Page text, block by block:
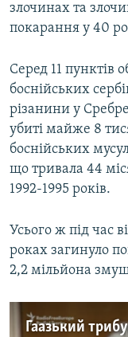
злочинах та
покарання у 40
Серед 11 пунктів
боснійських
різанини у
убиті майже 8
боснійських
що тривала 44
1992-1995 років.
Усього ж під час
роках загинуло
2,2 мільйона